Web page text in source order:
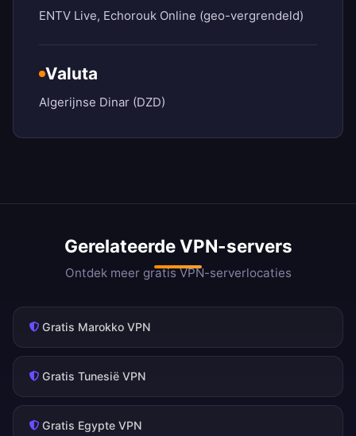
ENTV Live, Echorouk Online (geo-vergrendeld)
Valuta
Algerijnse Dinar (DZD)
Gerelateerde VPN-servers
Ontdek meer gratis VPN-serverlocaties
Gratis Marokko VPN
Gratis Tunesië VPN
Gratis Egypte VPN